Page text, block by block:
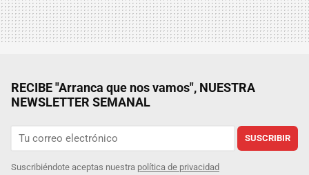
RECIBE "Arranca que nos vamos", NUESTRA
NEWSLETTER SEMANAL
SUSCRIBIR
Suscribiéndote aceptas nuestra política de privacidad